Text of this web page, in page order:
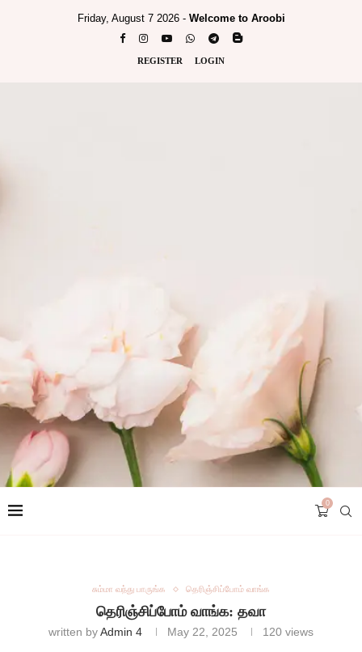
Friday, August 7 2026 - Welcome to Aroobi
REGISTER LOGIN
0
சும்மா வந்து பாருங்க தெரிஞ்சிப்போம் வாங்க
தெரிஞ்சிப்போம் வாங்க: தவா
written byAdmin 4 May 22, 2025 120 views